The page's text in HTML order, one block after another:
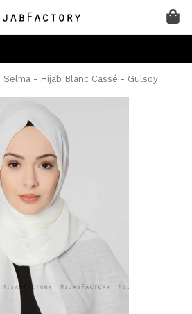
Selma - Hijab Blanc Cassé - Gülsoy